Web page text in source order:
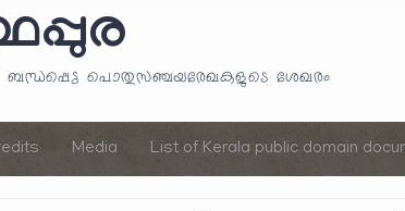
ബന്ധപ്പെട്ട പൊതുസഞ്ചയരേഖകളുടെ ശേഖരം
Media List of Kerala public domain